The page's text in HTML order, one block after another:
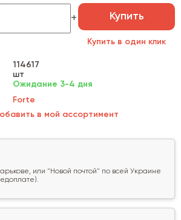
Купить
Купить в один клик
114617
шт
Ожидание 3-4 дня
Forte
в мой ассортимент
или "Новой почтой" по всей Украине